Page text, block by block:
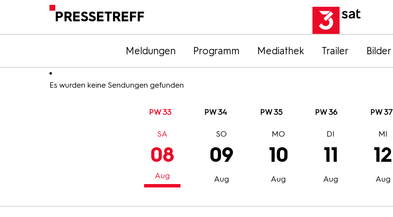
PRESSETREFF
Meldungen Programm Mediathek Trailer Bilder
Es wurden keine Sendungen gefunden
PW 33 PW 34 PW 35 PW 36 PW 37
08
Aug
SA
09
Aug
SO
10
Aug
MO
11
Aug
DI
12
Aug
MI